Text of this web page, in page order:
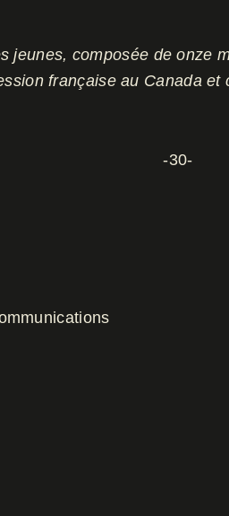
jeunes, composée de
française au Canada
-30-